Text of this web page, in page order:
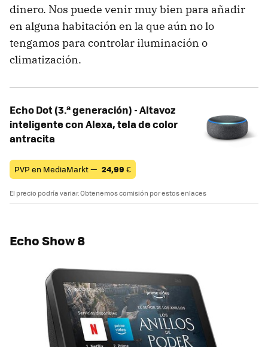
dinero. Nos puede venir muy bien para añadir
en alguna habitación en la que aún no lo
tengamos para controlar iluminación o
climatización.
Echo Dot (3.ª generación) - Altavoz
inteligente con Alexa, tela de color
antracita
PVP en MediaMarkt — 24,99 €
El precio podría variar. Obtenemos comisión por estos enlaces
Echo Show 8